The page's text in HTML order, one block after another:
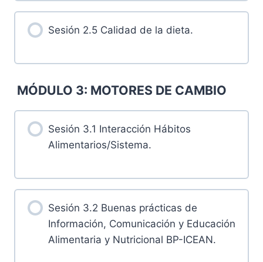
Sesión 2.5 Calidad de la dieta.
MÓDULO 3: MOTORES DE CAMBIO
Sesión 3.1 Interacción Hábitos
Alimentarios/Sistema.
Sesión 3.2 Buenas prácticas de
Información, Comunicación y Educación
Alimentaria y Nutricional BP-ICEAN.